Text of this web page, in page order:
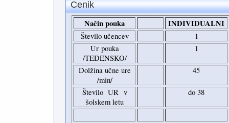
Cenik
Način pouka INDIVIDUALNI
Število učencev
1
Ur pouka
/TEDENSKO/
1
Dolžina učne ure
/min/
45
Število UR v
šolskem letu
do 38